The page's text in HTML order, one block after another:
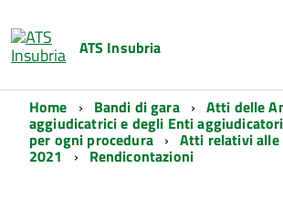
ATS Insubria
Home Bandi di gara Atti delle
aggiudicatrici e degli Enti
per ogni procedura Atti relativi alle
2021 Rendicontazioni